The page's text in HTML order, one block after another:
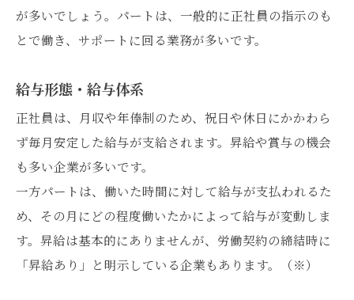
が多いでしょう。パートは、一般的に正社員の指示のも
とで働き、サポートに回る業務が多いです。
給与形態・給与体系
正社員は、月収や年俸制のため、祝日や休日にかかわら
ず毎月安定した給与が支給されます。昇給や賞与の機会
も多い企業が多いです。
一方パートは、働いた時間に対して給与が支払われるた
め、その月にどの程度働いたかによって給与が変動しま
す。昇給は基本的にありませんが、労働契約の締結時に
「昇給あり」と明示している企業もあります。（※）